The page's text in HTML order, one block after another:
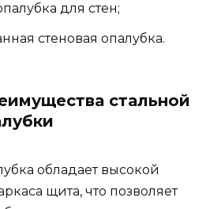
для стен;
стеновая опалубка.
стальной
обладает высокой
щита, что позволяет